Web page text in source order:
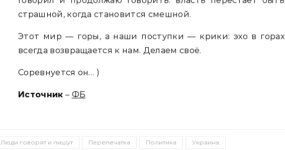
страшной, когда становится смешной.
Этот мир — горы, а наши поступки — крики: эхо в горах
всегда возвращается к нам. Делаем своё.
Соревнуется он… )
Источник – ФБ
Люди говорят и пишут Перепечатка Политика Украина